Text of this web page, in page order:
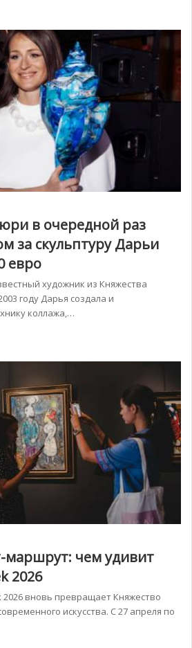
в очередной раз
за скульптуру Дарьи
евро
художник из Княжества
году Дарья создала и
коллажа,…
маршрут: чем удивит
2026
2026 вновь превращает Княжество
искусства. С 27 апреля по